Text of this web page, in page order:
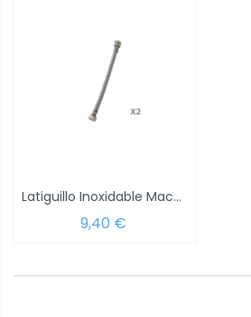
Latiguillo Inoxidable Macho 1/2 - Hembra...
9,40 €